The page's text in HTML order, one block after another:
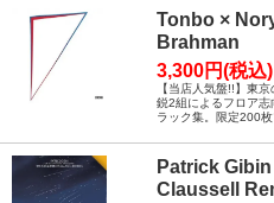
Tonbo ×
Brahman
3,300円(税込)
【当店人気盤!!】東
鋭2組によるフロア志
ラック集。限定200
Patrick
Claussell